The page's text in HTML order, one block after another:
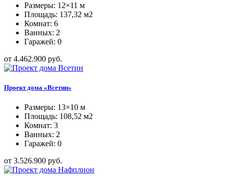
Размеры: 12×11 м
Площадь: 137,32 м2
Комнат: 6
Ванных: 2
Гаражей: 0
от 4.462.900 руб.
Проект дома «Всетин»
Размеры: 13×10 м
Площадь: 108,52 м2
Комнат: 3
Ванных: 2
Гаражей: 0
от 3.526.900 руб.